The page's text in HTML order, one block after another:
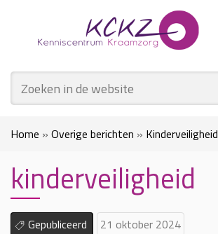
Home » Overige berichten » Kinderveiligheid
kinderveiligheid
Gepubliceerd 21 oktober 2024